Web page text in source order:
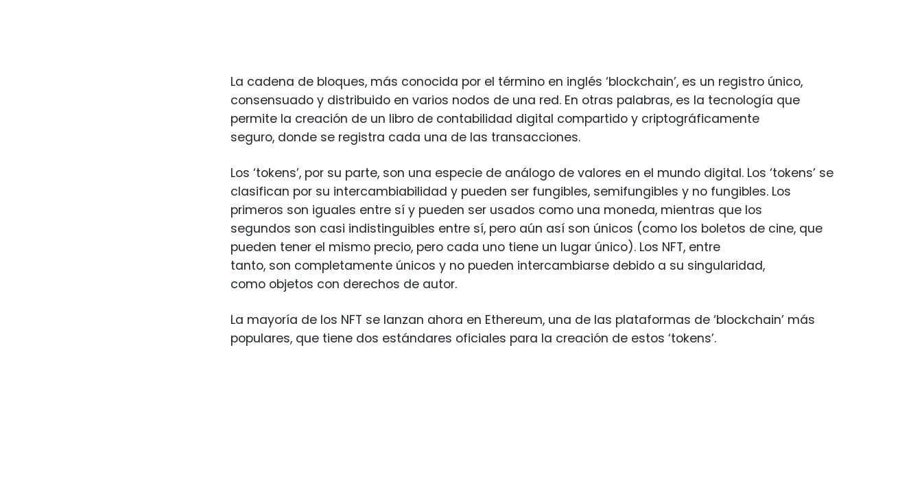
La cadena de bloques, más conocida por el término en inglés ‘blockchain’, es un registro único,
consensuado y distribuido en varios nodos de una red. En otras palabras, es la tecnología que
permite la creación de un libro de contabilidad digital compartido y criptográficamente
seguro, donde se registra cada una de las transacciones.
Los ‘tokens’, por su parte, son una especie de análogo de valores en el mundo digital. Los ‘tokens’ se
clasifican por su intercambiabilidad y pueden ser fungibles, semifungibles y no fungibles. Los
primeros son iguales entre sí y pueden ser usados como una moneda, mientras que los
segundos son casi indistinguibles entre sí, pero aún así son únicos (como los boletos de cine, que
pueden tener el mismo precio, pero cada uno tiene un lugar único). Los NFT, entre
tanto, son completamente únicos y no pueden intercambiarse debido a su singularidad,
como objetos con derechos de autor.
La mayoría de los NFT se lanzan ahora en Ethereum, una de las plataformas de ‘blockchain’ más
populares, que tiene dos estándares oficiales para la creación de estos ‘tokens’.